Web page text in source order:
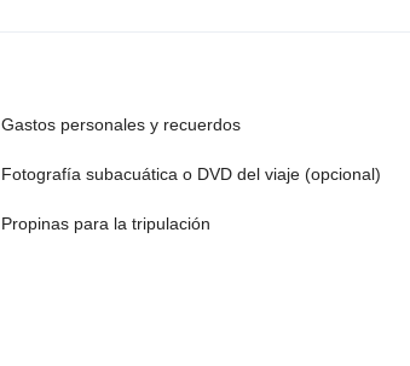
Gastos personales y recuerdos
Fotografía subacuática o DVD del viaje (opcional)
Propinas para la tripulación